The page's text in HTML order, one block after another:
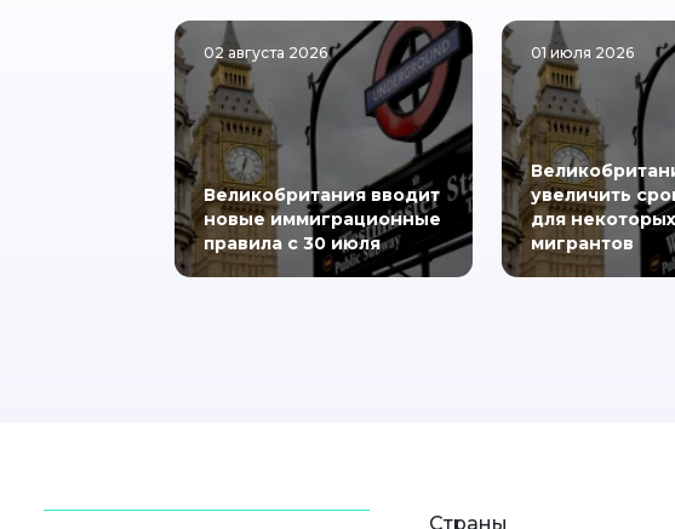
02 августа 2026
Великобритания вводит
новые иммиграционные
правила с 30 июля
01 июля 2026
увеличить
для некоторых
мигрантов
Страны